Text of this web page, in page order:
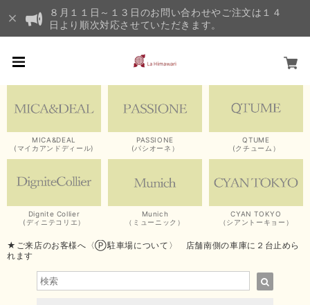
８月１１日～１３日のお問い合わせやご注文は１４
日より順次対応させていただきます。
MICA&DEAL
(マイカアンドディール)
PASSIONE
(パシオーネ）
QTUME
(クチューム）
Dignite Collier
(ディニテコリエ）
Munich
（ミューニック）
CYAN TOKYO
（シアントーキョー）
★ご来店のお客様へ〈Ⓟ駐車場について〉 店舗南側の車庫に２台止めら
れます